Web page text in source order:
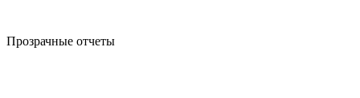
Прозрачные отчеты